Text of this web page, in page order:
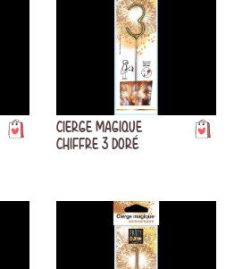
CIERGE MAGIQUE
CHIFFRE 3 DORÉ